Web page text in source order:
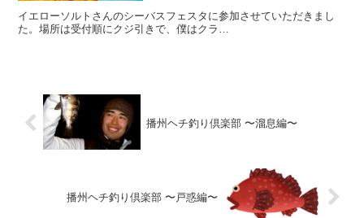
イエローソルトさんのシーバスフェスタに参加させていただきまし
た。場所は受付順にクジ引きで、僕はクラ…
播州ヘチ釣り倶楽部 〜溜息編〜
播州ヘチ釣り倶楽部 〜戸惑編〜